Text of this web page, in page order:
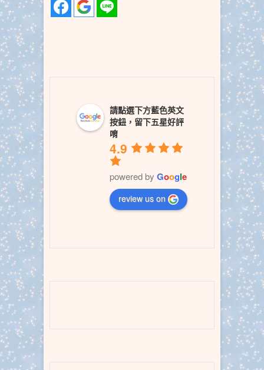
請點選下方藍色英文
按鈕，留下五星好評
唷
4.9
powered by Google
review us on